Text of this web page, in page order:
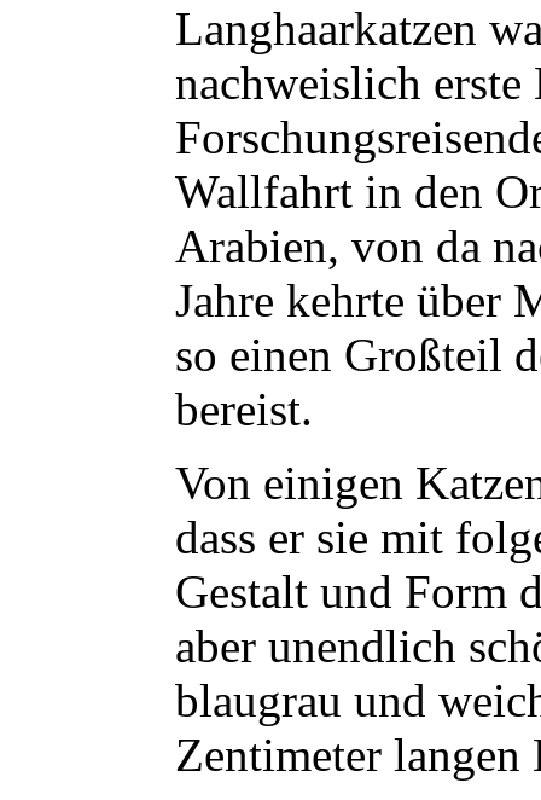
Langhaarkatzen
nachweislich erste
Wallfahrt in den
Arabien, von da
Jahre kehrte über
so einen Großteil
bereist.
Von einigen
dass er sie mit
Gestalt und Form
aber unendlich
blaugrau und
Zentimeter langen